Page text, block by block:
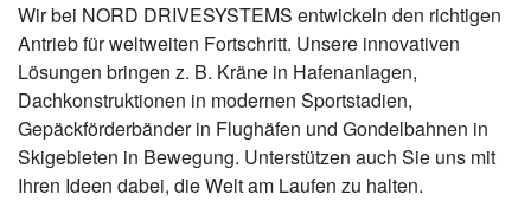
Wir bei NORD DRIVESYSTEMS entwickeln den richtigen
Antrieb für weltweiten Fortschritt. Unsere innovativen
Lösungen bringen z. B. Kräne in Hafenanlagen,
Dachkonstruktionen in modernen Sportstadien,
Gepäckförderbänder in Flughäfen und Gondelbahnen in
Skigebieten in Bewegung. Unterstützen auch Sie uns mit
Ihren Ideen dabei, die Welt am Laufen zu halten.